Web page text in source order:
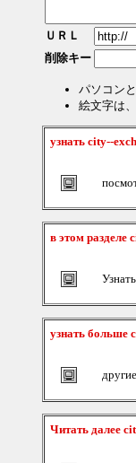
ＵＲＬ
削除キー
パソコン
絵文字は
узнать city--
в этом разделе
узнать больше
Читать далее